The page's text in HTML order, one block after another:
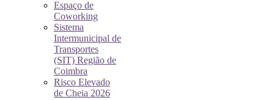
Espaço de
Coworking
Sistema
Intermunicipal de
Transportes
(SIT) Região de
Coimbra
Risco Elevado
de Cheia 2026